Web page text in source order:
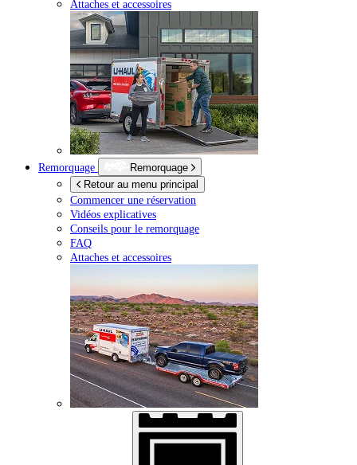
Attaches et accessoires
Remorquage
Remorquage
Retour au menu principal
Commencer une réservation
Vidéos explicatives
Conseils pour le remorquage
FAQ
Attaches et accessoires